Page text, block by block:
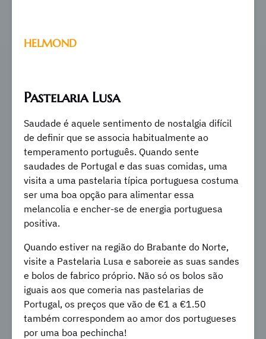
HELMOND
Pastelaria Lusa
Saudade é aquele sentimento de nostalgia difícil
de definir que se associa habitualmente ao
temperamento português. Quando sente
saudades de Portugal e das suas comidas, uma
visita a uma pastelaria típica portuguesa costuma
ser uma boa opção para alimentar essa
melancolia e encher-se de energia portuguesa
positiva.
Quando estiver na região do Brabante do Norte,
visite a Pastelaria Lusa e saboreie as suas sandes
e bolos de fabrico próprio. Não só os bolos são
iguais aos que comeria nas pastelarias de
Portugal, os preços que vão de €1 a €1.50
também correspondem ao amor dos portugueses
por uma boa pechincha!